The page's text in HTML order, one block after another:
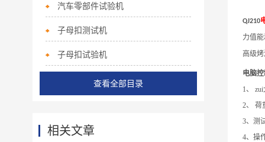
QJ210
力值
高级
电脑
1、
2、
3、测
4、操
汽车零部件试验机
子母扣测试机
子母扣试验机
查看全部目录
相关文章